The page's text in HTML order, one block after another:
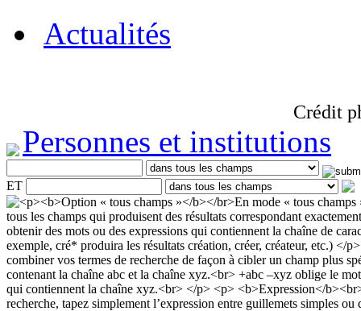
Actualités
Crédit
Personnes et institutions
ET